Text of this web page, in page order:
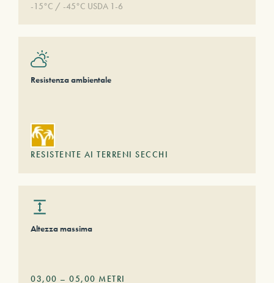
-15°C / -45°C USDA 1-6
Resistenza ambientale
RESISTENTE AI TERRENI SECCHI
Altezza massima
03,00 – 05,00 METRI